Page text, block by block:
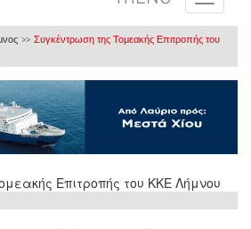
>> Συγκέντρωση της Τομεακής Επιτροπής του